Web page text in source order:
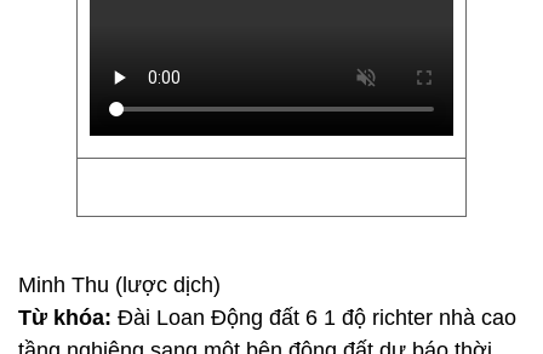
Minh Thu (lược dịch)
Từ khóa: Đài Loan Động đất 6 1 độ richter nhà cao